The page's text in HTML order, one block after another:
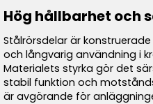
Hög hållbarhet och
Stålrörsdelar är
och långvarig användning i
Materialets styrka gör det
stabil funktion och
är avgörande för